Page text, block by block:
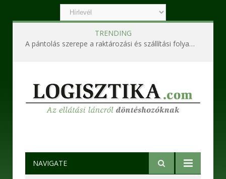
TRENDING
A pántolás szerepe a raktározási és szállítási folyamatokban
NAVIGATE